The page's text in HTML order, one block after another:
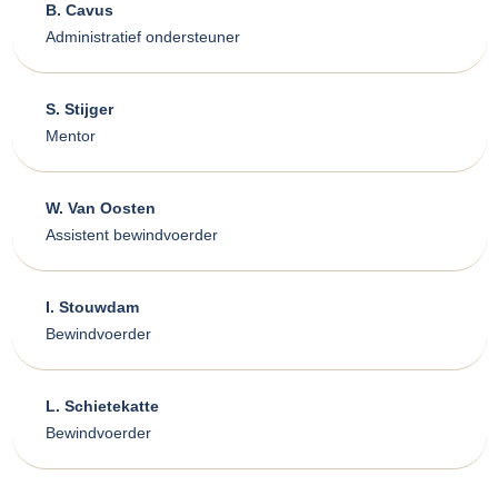
B. Cavus
Administratief ondersteuner
S. Stijger
Mentor
W. Van Oosten
Assistent bewindvoerder
I. Stouwdam
Bewindvoerder
L. Schietekatte
Bewindvoerder